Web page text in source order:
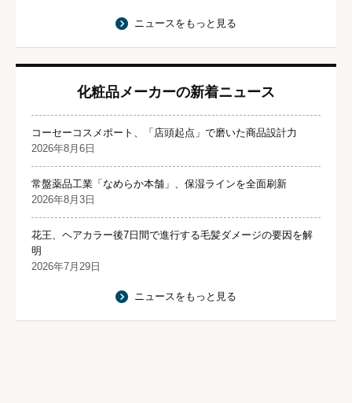
ニュースをもっと見る
化粧品メーカーの新着ニュース
コーセーコスメポート、「店頭起点」で磨いた商品設計力
2026年8月6日
常盤薬品工業「なめらか本舗」、保湿ラインを全面刷新
2026年8月3日
花王、ヘアカラー後7日間で進行する毛髪ダメージの要因を解
明
2026年7月29日
ニュースをもっと見る